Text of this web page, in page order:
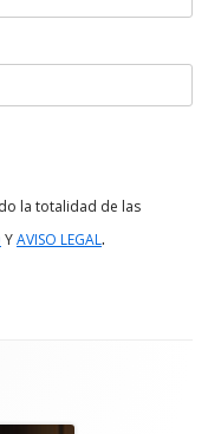
la totalidad de las
YAVISO LEGAL.